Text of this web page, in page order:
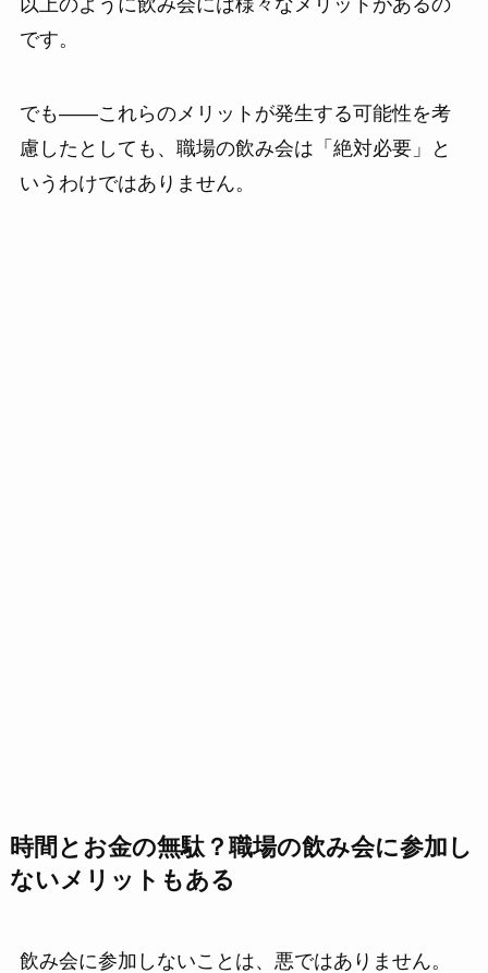
以上のように飲み会には様々なメリットがあるの
です。
でも――これらのメリットが発生する可能性を考
慮したとしても、職場の飲み会は「絶対必要」と
いうわけではありません。
時間とお金の無駄？職場の飲み会に参加し
ないメリットもある
飲み会に参加しないことは、悪ではありません。